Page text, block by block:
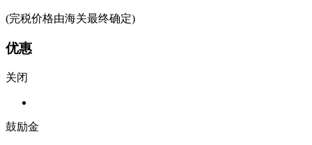
(完税价格由海关最终确定)
优惠
关闭
鼓励金